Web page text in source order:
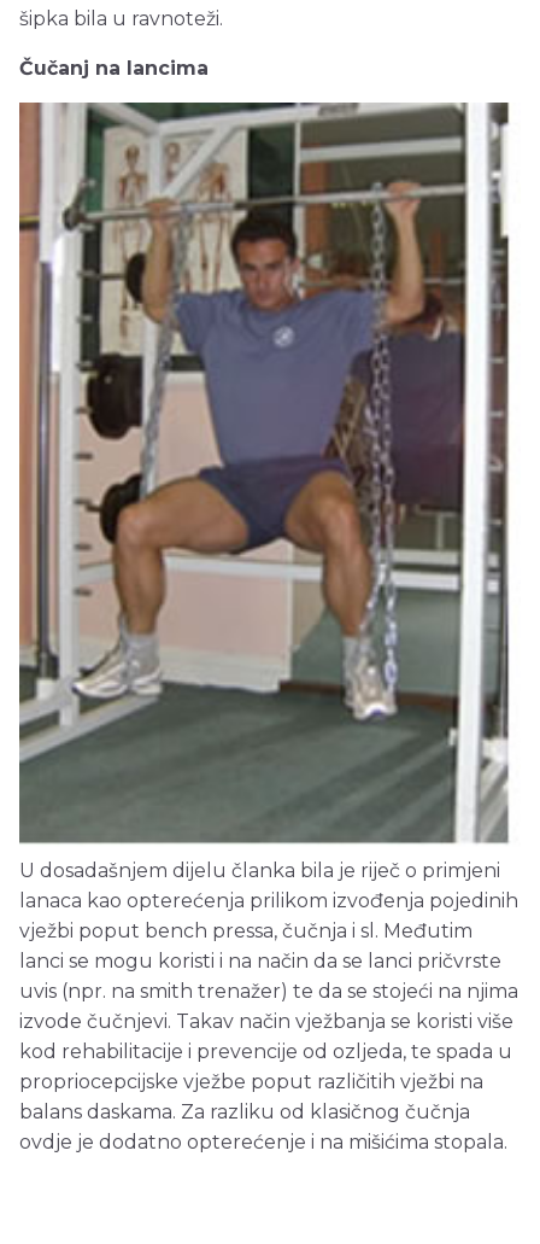
šipka bila u ravnoteži.
Čučanj na lancima
U dosadašnjem dijelu članka bila je riječ o primjeni
lanaca kao opterećenja prilikom izvođenja pojedinih
vježbi poput bench pressa, čučnja i sl. Međutim
lanci se mogu koristi i na način da se lanci pričvrste
uvis (npr. na smith trenažer) te da se stojeći na njima
izvode čučnjevi. Takav način vježbanja se koristi više
kod rehabilitacije i prevencije od ozljeda, te spada u
propriocepcijske vježbe poput različitih vježbi na
balans daskama. Za razliku od klasičnog čučnja
ovdje je dodatno opterećenje i na mišićima stopala.